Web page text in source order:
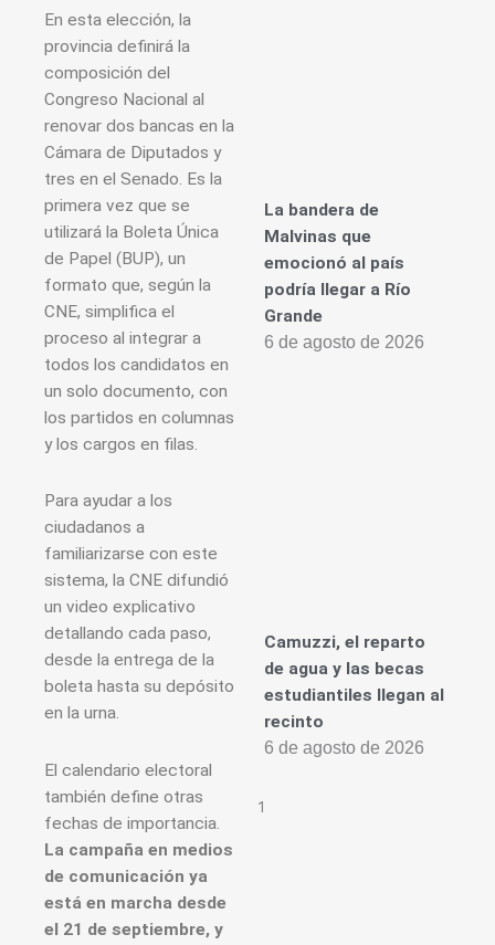
En esta elección, la
provincia definirá la
composición del
Congreso Nacional al
renovar dos bancas en la
Cámara de Diputados y
tres en el Senado. Es la
primera vez que se
utilizará la Boleta Única
de Papel (BUP), un
formato que, según la
CNE, simplifica el
proceso al integrar a
todos los candidatos en
un solo documento, con
los partidos en columnas
y los cargos en filas.
Para ayudar a los
ciudadanos a
familiarizarse con este
sistema, la CNE difundió
un video explicativo
detallando cada paso,
desde la entrega de la
boleta hasta su depósito
en la urna.
El calendario electoral
también define otras
fechas de importancia.
La campaña en medios
de comunicación ya
está en marcha desde
el 21 de septiembre, y
La bandera de
Malvinas que
emocionó al país
podría llegar a Río
Grande
6 de agosto de 2026
Camuzzi, el reparto
de agua y las becas
estudiantiles llegan al
recinto
6 de agosto de 2026